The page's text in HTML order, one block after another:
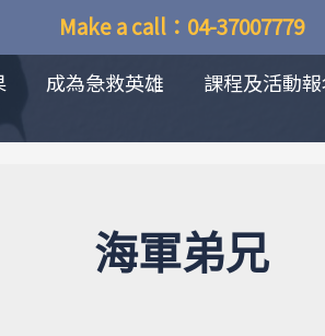
Make a call：04-37007779
成為急救英雄 課程及活動
海軍弟兄